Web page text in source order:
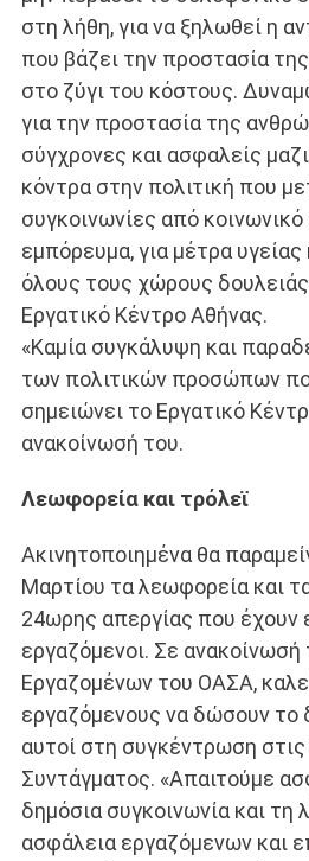
στη λήθη, για να ξηλωθεί η
που βάζει την προστασία
στο ζύγι του κόστους.
για την προστασία της
σύγχρονες και ασφαλείς
κόντρα στην πολιτική που
συγκοινωνίες από
εμπόρευμα, για μέτρα
όλους τους χώρους
Εργατικό Κέντρο Αθήνας.
«Καμία συγκάλυψη και
των πολιτικών προσώπων
σημειώνει το Εργατικό
ανακοίνωσή του.
Λεωφορεία και τρόλεϊ
Ακινητοποιημένα θα
Μαρτίου τα λεωφορεία και
24ωρης απεργίας που έχουν
εργαζόμενοι. Σε
Εργαζομένων του ΟΑΣΑ,
εργαζόμενους να δώσουν το
αυτοί στη συγκέντρωση
Συντάγματος. «Απαιτούμε
δημόσια συγκοινωνία και τη
ασφάλεια εργαζόμενων και